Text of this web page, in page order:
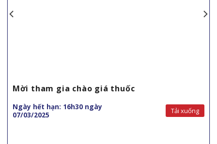
Mời tham gia chào giá thuốc
Ngày hết hạn: 16h30 ngày
07/03/2025
Tải xuống